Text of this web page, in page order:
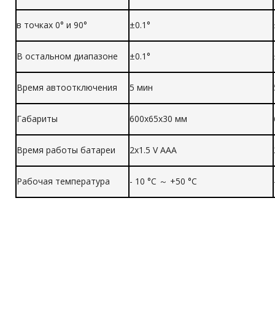
в точках 0° и 90° ±0.1°
В остальном диапазоне ±0.1°
Время автоотключения 5 мин
Габариты 600х65х30 мм
Время работы батареи 2x1.5 V ААА
Рабочая температура - 10 °C ～ +50 °C